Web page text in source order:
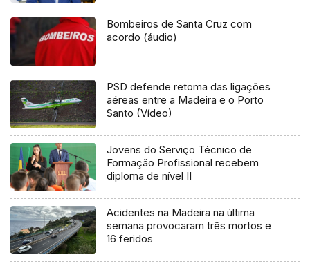
Bombeiros de Santa Cruz com
acordo (áudio)
PSD defende retoma das ligações
aéreas entre a Madeira e o Porto
Santo (Vídeo)
Jovens do Serviço Técnico de
Formação Profissional recebem
diploma de nível II
Acidentes na Madeira na última
semana provocaram três mortos e
16 feridos